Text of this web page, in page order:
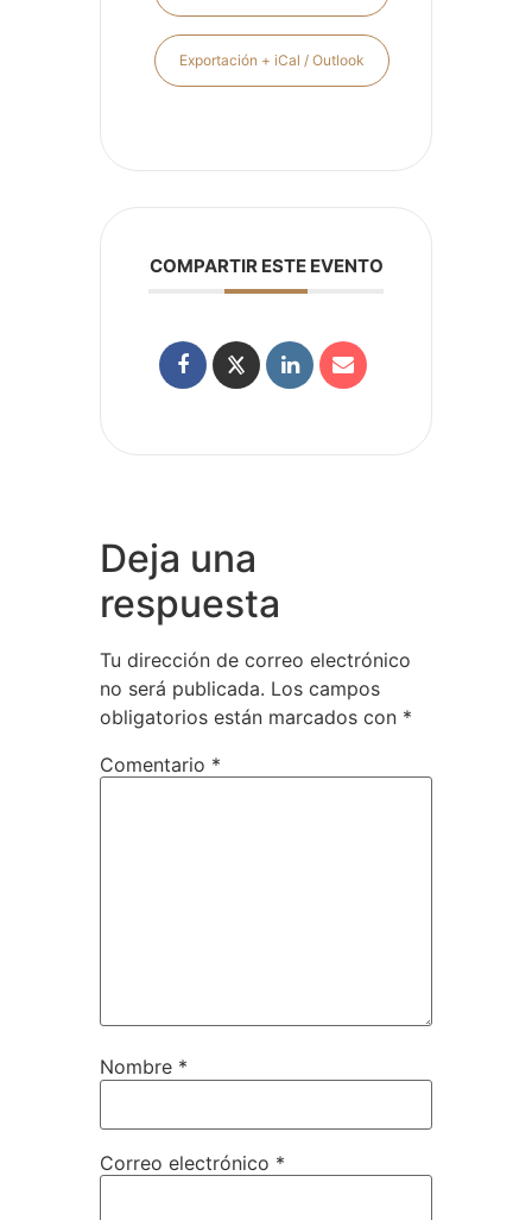
Exportación + iCal / Outlook
COMPARTIR ESTE EVENTO
Deja una
respuesta
Tu dirección de correo electrónico
no será publicada. Los campos
obligatorios están marcados con *
Comentario *
Nombre *
Correo electrónico *